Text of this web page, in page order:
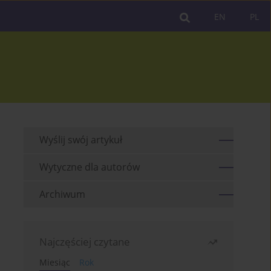
PL
EN
Wyślij swój artykuł
Wytyczne dla autorów
Archiwum
Najczęściej czytane
Miesiąc
Rok